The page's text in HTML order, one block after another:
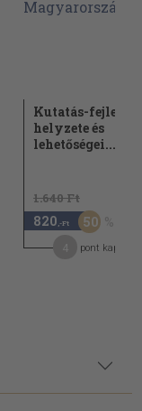
Kutatás-
helyzete és
lehetőségei...
1.640 Ft
820 ,-Ft 50
pont kapható